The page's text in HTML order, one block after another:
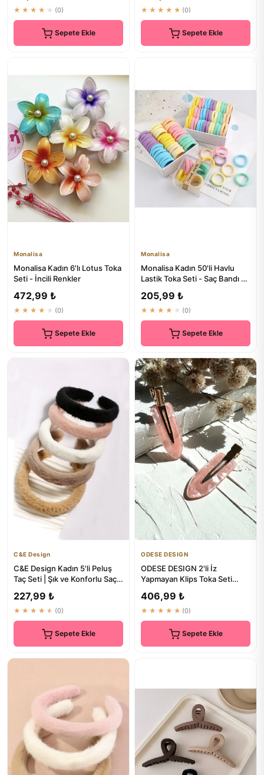
★★★★★ (0)
Sepete Ekle
★★★★★ (0)
Sepete Ekle
Monalisa
Monalisa Kadın 6'lı Lotus Toka
Seti - İncili Renkler
472,99 ₺
★★★★★ (0)
Sepete Ekle
Monalisa
Monalisa Kadın 50'li Havlu
Lastik Toka Seti - Saç Bandı ve
205,99 ₺
★★★★★ (0)
Sepete Ekle
C&E Design
C&E Design Kadın 5'li Peluş
Taç Seti | Şık ve Konforlu Saç
227,99 ₺
★★★★★ (0)
Sepete Ekle
ODESE DESIGN
ODESE DESIGN 2'li İz
Yapmayan Klips Toka Seti
Akse...
406,99 ₺
★★★★★ (0)
Sepete Ekle